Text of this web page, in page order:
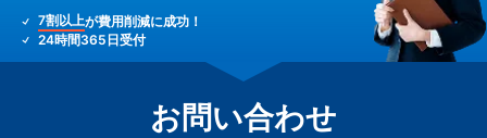
7割以上が費用削減に成功！
24時間365日受付
お問い合わせ